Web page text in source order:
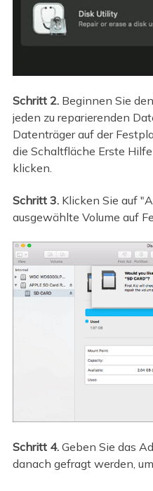
Schritt 2. Beginnen Sie
jeden zu reparierenden
Datenträger auf der
die Schaltfläche Erste
klicken.
Schritt 3.Klicken Sie auf
ausgewählte Volume auf
Schritt 4.Geben Sie das
danach gefragt werden,